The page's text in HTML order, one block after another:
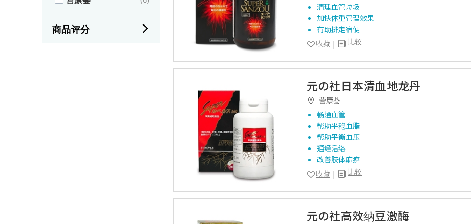
商品评分
清理血管垃圾
加快体重管理效果
有助排走宿便
比较
收藏
元の社日本清血地龙丹
营康荟
畅通血管
帮助平稳血脂
帮助平衡血压
通经活络
改善肢体麻痹
比较
收藏
元の社高效纳豆激酶